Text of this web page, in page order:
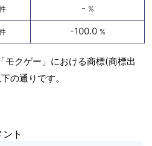
- %
-100.0 %
モクゲー」における商標(商標出
の通りです。
ト